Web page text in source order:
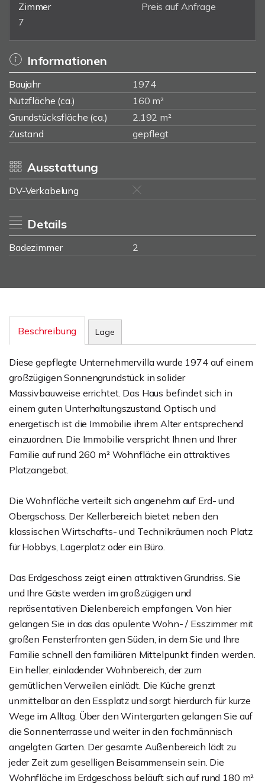
Zimmer
7
Preis auf Anfrage
Informationen
Baujahr
1974
Nutzfläche (ca.)
160 m²
Grundstücksfläche (ca.)
2.192 m²
Zustand
gepflegt
Ausstattung
DV-Verkabelung
Details
Badezimmer 2
Beschreibung Lage
Diese gepflegte Unternehmervilla wurde 1974 auf einem
großzügigen Sonnengrundstück in solider
Massivbauweise errichtet. Das Haus befindet sich in
einem guten Unterhaltungszustand. Optisch und
energetisch ist die Immobilie ihrem Alter entsprechend
einzuordnen. Die Immobilie verspricht Ihnen und Ihrer
Familie auf rund 260 m² Wohnfläche ein attraktives
Platzangebot.
Die Wohnfläche verteilt sich angenehm auf Erd- und
Obergschoss. Der Kellerbereich bietet neben den
klassischen Wirtschafts- und Technikräumen noch Platz
für Hobbys, Lagerplatz oder ein Büro.
Das Erdgeschoss zeigt einen attraktiven Grundriss. Sie
und Ihre Gäste werden im großzügigen und
repräsentativen Dielenbereich empfangen. Von hier
gelangen Sie in das das opulente Wohn- / Esszimmer mit
großen Fensterfronten gen Süden, in dem Sie und Ihre
Familie schnell den familiären Mittelpunkt finden werden.
Ein heller, einladender Wohnbereich, der zum
gemütlichen Verweilen einlädt. Die Küche grenzt
unmittelbar an den Essplatz und sorgt hierdurch für kurze
Wege im Alltag. Über den Wintergarten gelangen Sie auf
die Sonnenterrasse und weiter in den fachmännisch
angelgten Garten. Der gesamte Außenbereich lädt zu
jeder Zeit zum geselligen Beisammensein sein. Die
Wohnfläche im Erdgeschoss beläuft sich auf rund 180 m²